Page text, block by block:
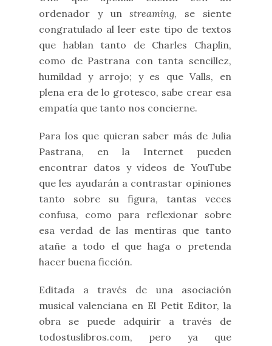
ordenador y unstreaming, se siente
congratulado al leer este tipo de textos
que hablan tanto de Charles Chaplin,
como de Pastrana con tanta sencillez,
humildad y arrojo; y es que Valls, en
plena era de lo grotesco, sabe crear esa
empatía que tanto nos concierne.
Para los que quieran saber más de Julia
Pastrana, en la Internet pueden
encontrar datos y vídeos de YouTube
que les ayudarán a contrastar opiniones
tanto sobre su figura, tantas veces
confusa, como para reflexionar sobre
esa verdad de las mentiras que tanto
atañe a todo el que haga o pretenda
hacer buena ficción.
Editada a través de una asociación
musical valenciana en El Petit Editor, la
obra se puede adquirir a través de
todostuslibros.com, pero ya que